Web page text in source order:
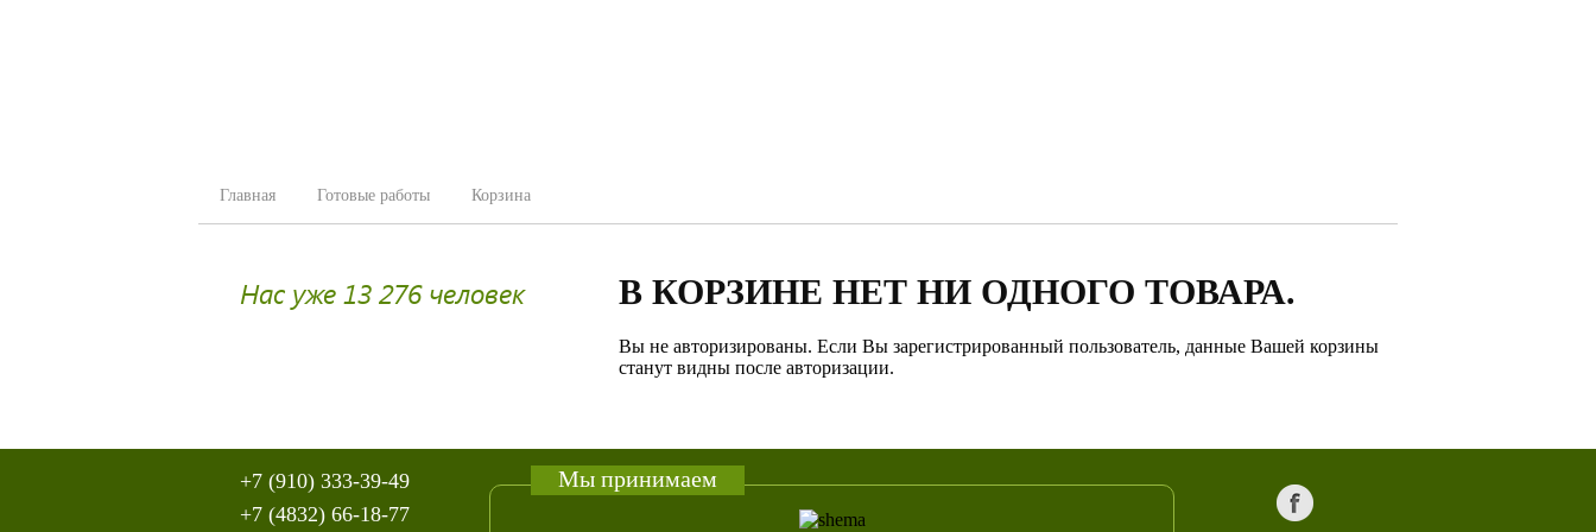
Главная Готовые работы Корзина
Нас уже 13 276 человек В КОРЗИНЕ НЕТ НИ ОДНОГО ТОВАРА.
Вы не авторизированы. Если Вы зарегистрированный пользователь, данные Вашей корзины
станут видны после авторизации.
Мы принимаем
+7 (910) 333-39-49
+7 (4832) 66-18-77